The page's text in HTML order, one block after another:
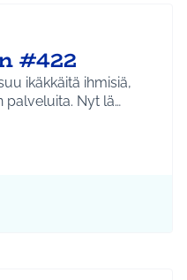
#422
ikäkkäitä ihmisiä,
palveluita. Nyt lä…
Riihikallio